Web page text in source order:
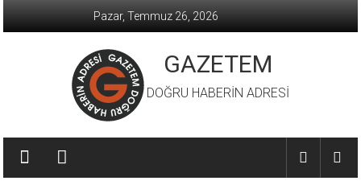
Pazar, Temmuz 26, 2026
GAZETEM
DOĞRU HABERİN ADRESİ